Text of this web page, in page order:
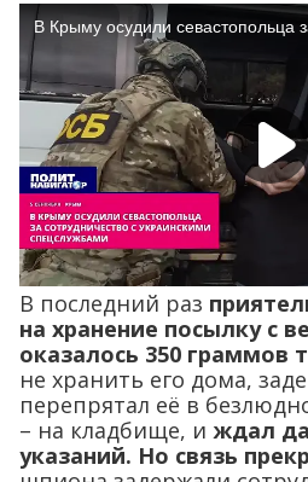
В последний раз
на хранение посылку с
оказалось 350 граммов
не хранить его дома,
перепрятал её в
– на кладбище, и ждал
указаний. Но связь